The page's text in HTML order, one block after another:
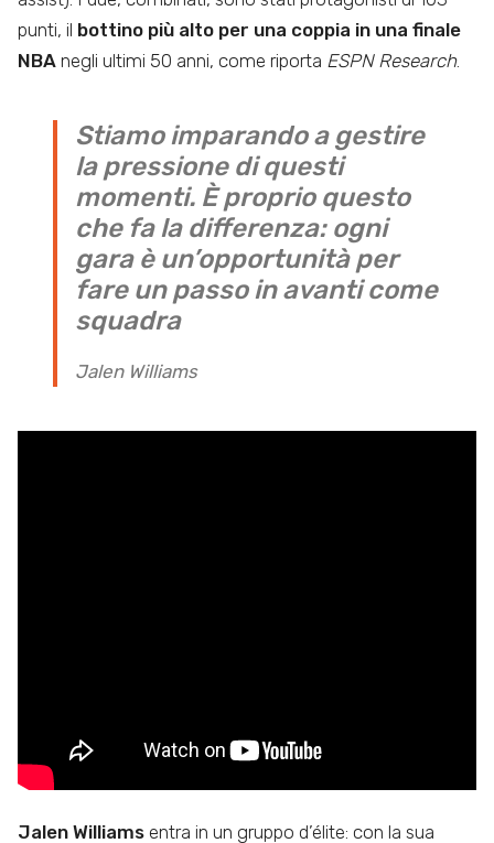
punti, il bottino più alto per una coppia in una finale
NBA negli ultimi 50 anni, come riporta ESPN Research.
Stiamo imparando a gestire
la pressione di questi
momenti. È proprio questo
che fa la differenza: ogni
gara è un’opportunità per
fare un passo in avanti come
squadra
Jalen Williams
Jalen Williams entra in un gruppo d’élite: con la sua